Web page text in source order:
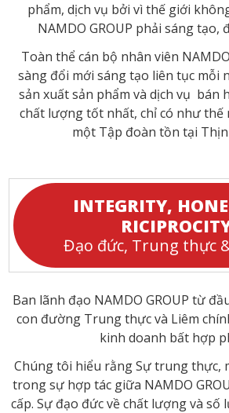
phẩm, dịch vụ bởi vì thế giới
NAMDO GROUP phải sáng tạo,
Toàn thể cán bộ nhân viên
sàng đổi mới sáng tạo liên tục mỗi
sản xuất sản phẩm và dịch vụ bán
chất lượng tốt nhất, chỉ có như thế
một Tập đoàn tồn tại
INTEGRITY,
Đạo đức, Trung thực
Ban lãnh đạo NAMDO GROUP từ
con đường Trung thực và Liêm
kinh doanh bất hợp
Chúng tôi hiểu rằng Sự trung thực,
trong sự hợp tác giữa NAMDO
cấp. Sự đạo đức về chất lượng và số